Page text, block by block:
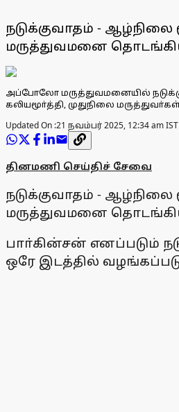
நடுக்குவாதம் -
மருத்துவமனை
அப்போலோ மருத்துவமனையில்
கலியமூா்த்தி, முதுநிலை
Updated On :21 நவம்பர் 2025, 12:34 am IST
தினமணி செய்திச் சேவை
நடுக்குவாதம் -
மருத்துவமனை
பாா்கின்சன் எனப்படும்
ஒரே இடத்தில்